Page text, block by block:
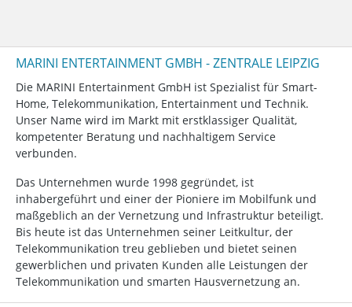
MARINI ENTERTAINMENT GMBH - ZENTRALE LEIPZIG
Die MARINI Entertainment GmbH ist Spezialist für Smart-
Home, Telekommunikation, Entertainment und Technik.
Unser Name wird im Markt mit erstklassiger Qualität,
kompetenter Beratung und nachhaltigem Service
verbunden.
Das Unternehmen wurde 1998 gegründet, ist
inhabergeführt und einer der Pioniere im Mobilfunk und
maßgeblich an der Vernetzung und Infrastruktur beteiligt.
Bis heute ist das Unternehmen seiner Leitkultur, der
Telekommunikation treu geblieben und bietet seinen
gewerblichen und privaten Kunden alle Leistungen der
Telekommunikation und smarten Hausvernetzung an.